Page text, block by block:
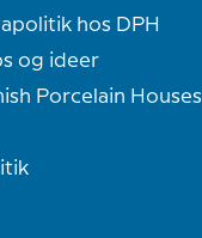
hos DPH
og ideer
Porcelain Houses